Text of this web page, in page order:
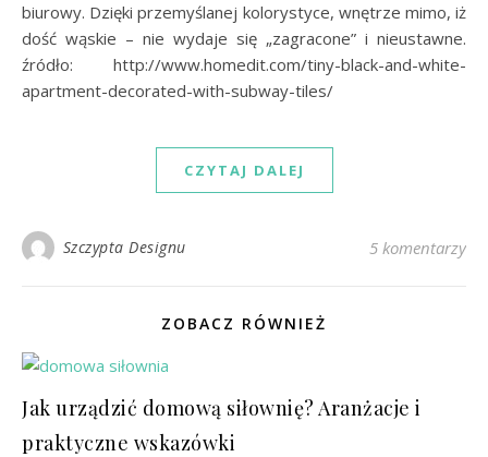
biurowy. Dzięki przemyślanej kolorystyce, wnętrze mimo, iż
dość wąskie – nie wydaje się „zagracone” i nieustawne.
źródło: http://www.homedit.com/tiny-black-and-white-
apartment-decorated-with-subway-tiles/
CZYTAJ DALEJ
Szczypta Designu 5 komentarzy
ZOBACZ RÓWNIEŻ
Jak urządzić domową siłownię? Aranżacje i
praktyczne wskazówki